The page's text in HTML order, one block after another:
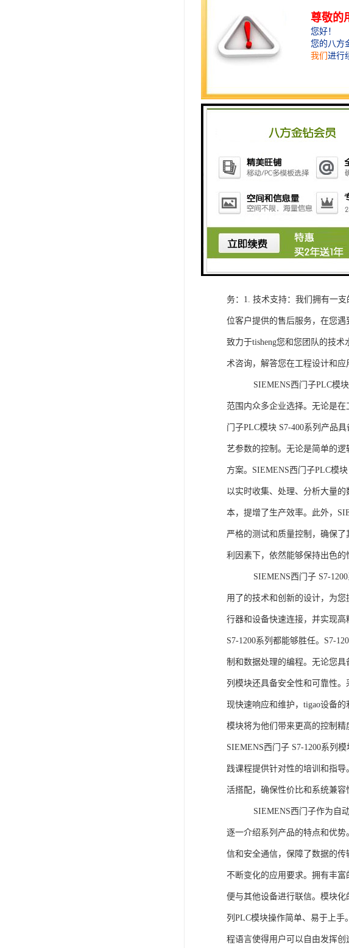
灵活配置：多种通信接口和编
快速部署：配备了完善的软件
在智能科技、自动化科技和机
SIEMENS西门子PLC模块S7-
系列中的重要组成部分，S7-
1. 灵活性和可扩展性：S7-300
2. 高速、高精度的模拟量输入
3. 高可靠性和稳定性：S7-300
4. 灵活可编程：S7-300系列产
工程师提供了更多编程选择。
5. 可靠的通讯接口：S7-300系
购买SIEMENS西门子PLC模块
务：1. 技术支持：我们拥有一
位客户提供的售后服务，在您遇
致力于tisheng您和您团队的技
术咨询，解答您在工程设计和应
SIEMENS西门子PLC模块
范围内众多企业选择。无论是
门子PLC模块 S7-400系列产品
艺参数的控制。无论是简单的
方案。SIEMENS西门子PLC模
以实时收集、处理、分析大量
本，提增了生产效率。此外，
严格的测试和质量控制，确保
利因素下，依然能够保持出色的
SIEMENS西门子 S7-1200系
用了的技术和创新的设计，为
行器和设备快速连接，并实现
S7-1200系列都能够胜任。S7-
制和数据处理的编程。无论您
列模块还具备安全性和可靠性
现快速响应和维护，tigao设备
模块将为他们带来更高的控制精
SIEMENS西门子 S7-1200系列
践课程提供针对性的培训和指
活搭配，确保性价比和系统兼
SIEMENS西门子作为自动化
逐一介绍系列产品的特点和优势
信和安全通信，保障了数据的
不断变化的应用要求。拥有丰
便与其他设备进行联信。模块化
列PLC模块操作简单、易于上
程语言使得用户可以自由发挥创